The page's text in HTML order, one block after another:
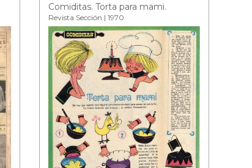
Comiditas. Torta para mami.
Revista Sección | 1970